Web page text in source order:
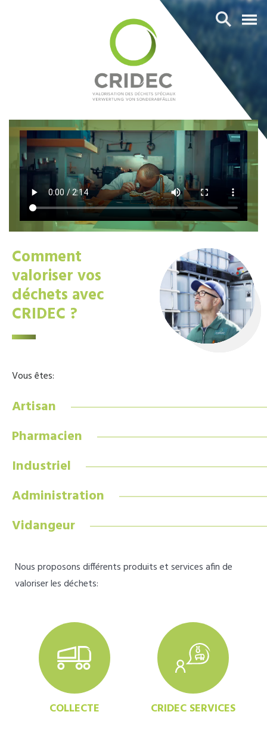
Comment
valoriser vos
déchets avec
CRIDEC ?
Vous êtes:
Artisan
Pharmacien
Industriel
Administration
Vidangeur
Nous proposons différents produits et services afin de
valoriser les déchets:
COLLECTE CRIDEC SERVICES